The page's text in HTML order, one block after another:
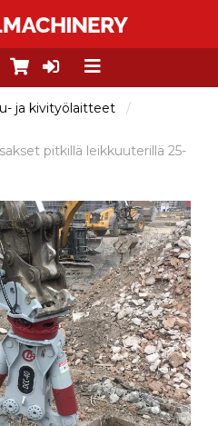
ja kivityölaitteet
pitkillä leikkuuterillä 25-